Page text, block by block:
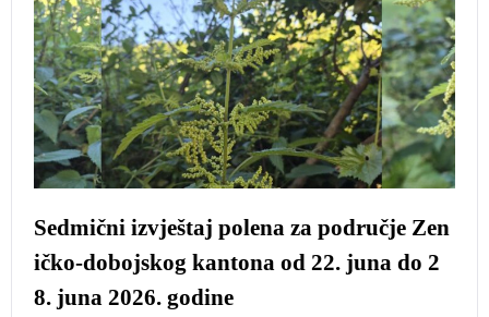
Sedmični izvještaj polena za područje Zen
ičko-dobojskog kantona od 22. juna do 2
8. juna 2026. godine